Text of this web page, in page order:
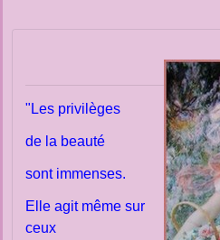
"Les privilèges
de la beauté
sont immenses.
Elle agit même sur
ceux